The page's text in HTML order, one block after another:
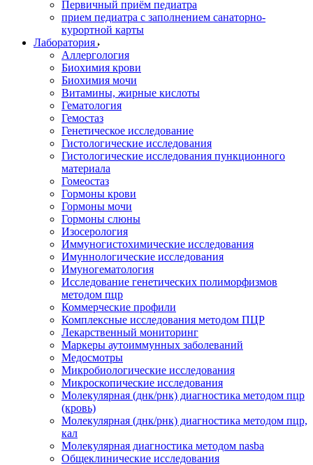
Первичный приём педиатра
прием педиатра с заполнением санаторно-
курортной карты
Лаборатория
Аллергология
Биохимия крови
Биохимия мочи
Витамины, жирные кислоты
Гематология
Гемостаз
Генетическое исследование
Гистологические исследования
Гистологические исследования пункционного
материала
Гомеостаз
Гормоны крови
Гормоны мочи
Гормоны слюны
Изосерология
Иммуногистохимические исследования
Имуннологические исследования
Имуногематология
Исследование генетических полиморфизмов
методом пцр
Коммерческие профили
Комплексные исследования методом ПЦР
Лекарственный мониторинг
Маркеры аутоиммунных заболеваний
Медосмотры
Микробиологические исследования
Микроскопические исследования
Молекулярная (днк/рнк) диагностика методом пцр
(кровь)
Молекулярная (днк/рнк) диагностика методом пцр,
кал
Молекулярная диагностика методом nasba
Общеклинические исследования